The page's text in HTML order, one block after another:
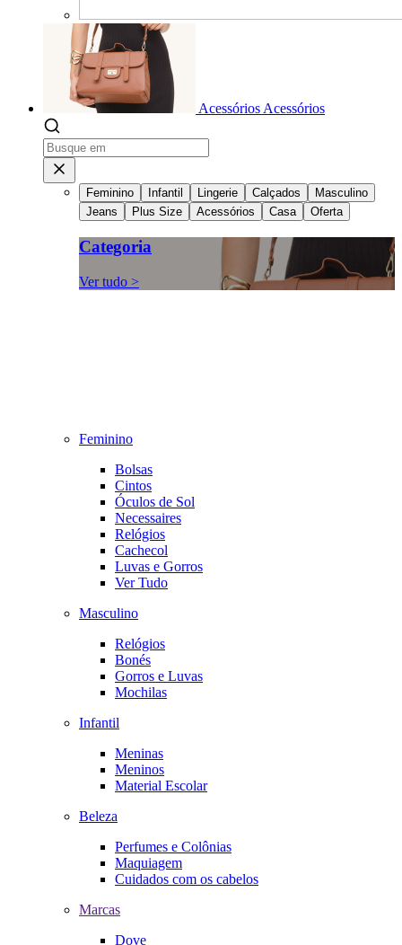
Acessórios Acessórios
Feminino Infantil Lingerie Calçados
Masculino
Jeans
Plus Size Acessórios Casa Oferta
Categoria
Ver tudo >
Feminino
Bolsas
Cintos
Óculos de Sol
Necessaires
Relógios
Cachecol
Luvas e Gorros
Ver Tudo
Masculino
Relógios
Bonés
Gorros e Luvas
Mochilas
Infantil
Meninas
Meninos
Material Escolar
Beleza
Perfumes e Colônias
Maquiagem
Cuidados com os cabelos
Marcas
Dove